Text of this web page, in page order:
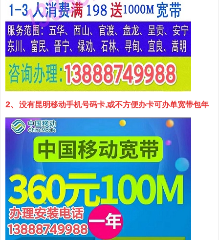
2、 没有昆明移动手机号码卡,或不方便办卡可办单宽带包年